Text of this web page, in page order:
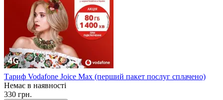
Тариф Vodafone Joice Max (перший пакет послуг сплачено)
Немає в наявності
330 грн.